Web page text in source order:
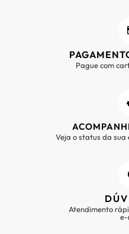
Pague com
Veja o status da
Atendimento
e-